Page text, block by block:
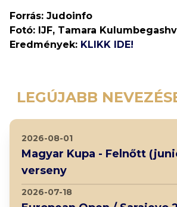
Forrás: Judoinfo
Fotó: IJF, Tamara
Eredmények: KLIKK IDE!
LEGÚJABB
2026-08-01
Magyar Kupa - Felnőtt
verseny
2026-07-18